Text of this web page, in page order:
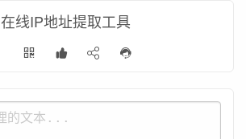
在线IP地址提取工具